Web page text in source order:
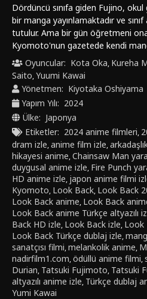
filmini nadirfilm1.com
Dördüncü sınıfa giden Fujino,
bir manga yayınlamaktadır ve
tutulur. Ama bir gün öğretmeni
Kyomoto'nun gazetede kendi
istediğini söyler. İki kızın
araya getirir, ta ki bir olay her şeyi
burkan bir ergenlik hikâyesi gözler
Oyuncular: Kota Oka, Kureha
Saito,Yuumi Kawai
Yönetmen: Kiyotaka Oshiyama
Yapım Yılı: 2024
Ülke: Japonya
Etiketler: 2024 anime filmleri,
dram izle,anime film izle,
hikayesi anime,Chainsaw Man
duygusal anime izle, Fire Punch
HD anime izle, japon anime filmi
Kyomoto, Look Back, Look Back
Look Back anime, Look Back
Look Back anime Türkçe altyazılı
Back HD izle, Look Back izle, Look
Look Back Türkçe dublaj izle,
sanatçısı filmi,melankolik anime,
nadirfilm1.com,ödüllü anime filmi,
Durian, Tatsuki Fujimoto, Tatsuki
altyazılı anime izle, Türkçe dublaj
Yumi Kawai